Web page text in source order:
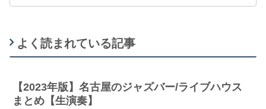
よく読まれている記事
【2023年版】名古屋のジャズバー/ライブハウス
まとめ【生演奏】